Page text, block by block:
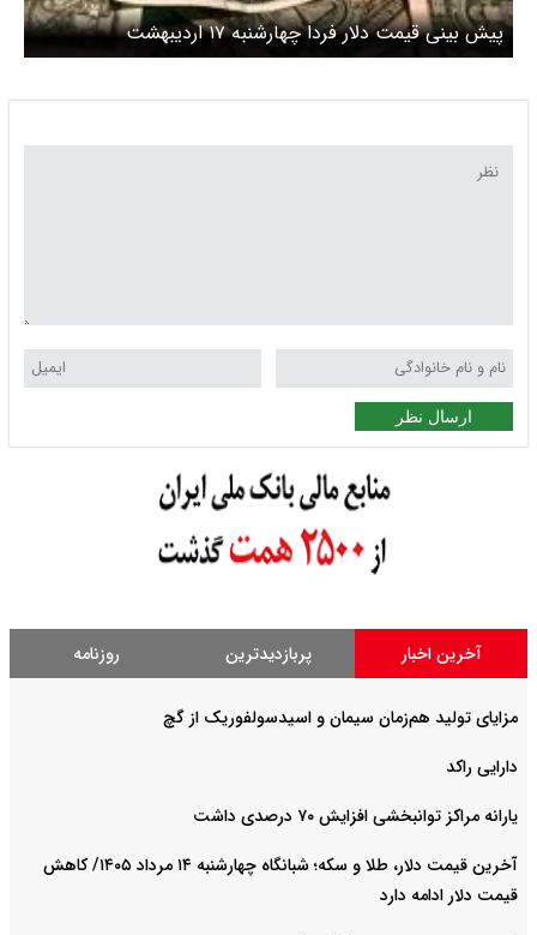
پیش بینی قیمت دلار فردا چهارشنبه ۱۷ اردیبهشت
ارسال نظر
آخرین اخبار پربازدیدترین روزنامه
مزایای تولید هم‌زمان سیمان و اسیدسولفوریک از گچ
دارایی راکد
یارانه مراکز توانبخشی افزایش ۷۰ درصدی داشت
آخرین قیمت دلار، طلا و سکه؛ شبانگاه چهارشنبه ۱۴ مرداد ۱۴۰۵/ کاهش
قیمت دلار ادامه دارد